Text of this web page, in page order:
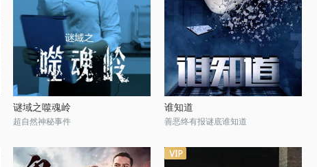
谜域之噬魂岭
超自然神秘事件
谁知道
善恶终有报谜底谁知道